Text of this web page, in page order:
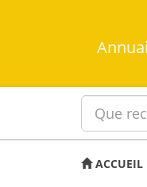
ACCUEIL